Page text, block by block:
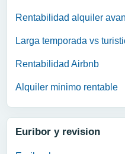
Rentabilidad alquiler
Larga temporada vs
Rentabilidad Airbnb
Alquiler minimo rentable
Euribor y revision